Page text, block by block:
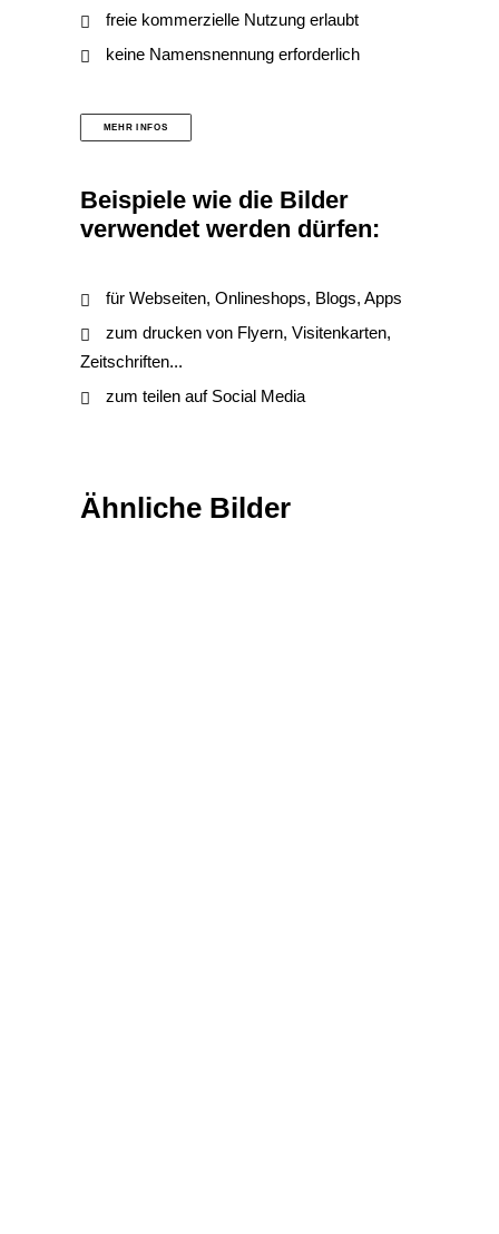
freie kommerzielle Nutzung erlaubt
keine Namensnennung erforderlich
MEHR INFOS
Beispiele wie die Bilder
verwendet werden dürfen:
für Webseiten, Onlineshops, Blogs, Apps
zum drucken von Flyern, Visitenkarten,
Zeitschriften...
zum teilen auf Social Media
Ähnliche Bilder